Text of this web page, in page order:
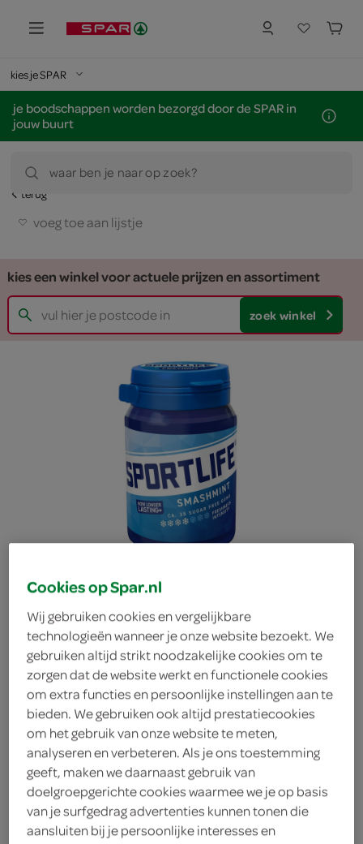
kies je SPAR
je boodschappen worden bezorgd door de SPAR in
jouw buurt
waar ben je naar op zoek?
terug
voeg toe aan lijstje
kies een winkel voor actuele prijzen en assortiment
zoek winkel
Sportlife smashmint pot
Sportlife
3.
39
52 Gram
Cookies op Spar.nl
Wij gebruiken cookies en vergelijkbare
technologieën wanneer je onze website bezoekt. We
gebruiken altijd strikt noodzakelijke cookies om te
zorgen dat de website werkt en functionele cookies
om extra functies en persoonlijke instellingen aan te
bieden. We gebruiken ook altijd prestatiecookies
om het gebruik van onze website te meten,
analyseren en verbeteren. Als je ons toestemming
geeft, maken we daarnaast gebruik van
doelgroepgerichte cookies waarmee we je op basis
van je surfgedrag advertenties kunnen tonen die
aansluiten bij je persoonlijke interesses en